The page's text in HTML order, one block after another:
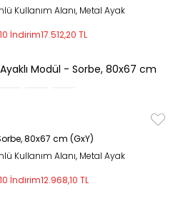
Kullanım Alanı, Metal Ayak
İndirim17.512,20 TL
80x67 cm (GxY)
Kullanım Alanı, Metal Ayak
İndirim12.968,10 TL